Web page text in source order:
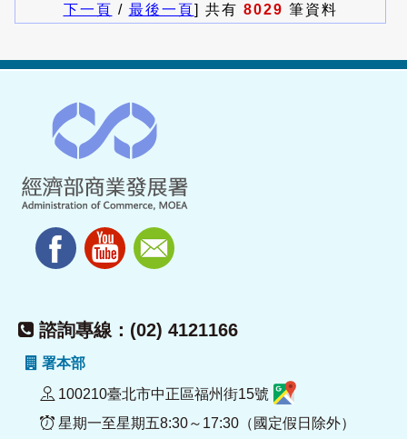
下一頁 / 最後一頁] 共有 8029 筆資料
諮詢專線：(02) 4121166
署本部
100210臺北市中正區福州街15號
星期一至星期五8:30～17:30（國定假日除外）